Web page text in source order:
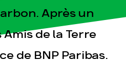
Après un
de la Terre
de BNP Paribas.